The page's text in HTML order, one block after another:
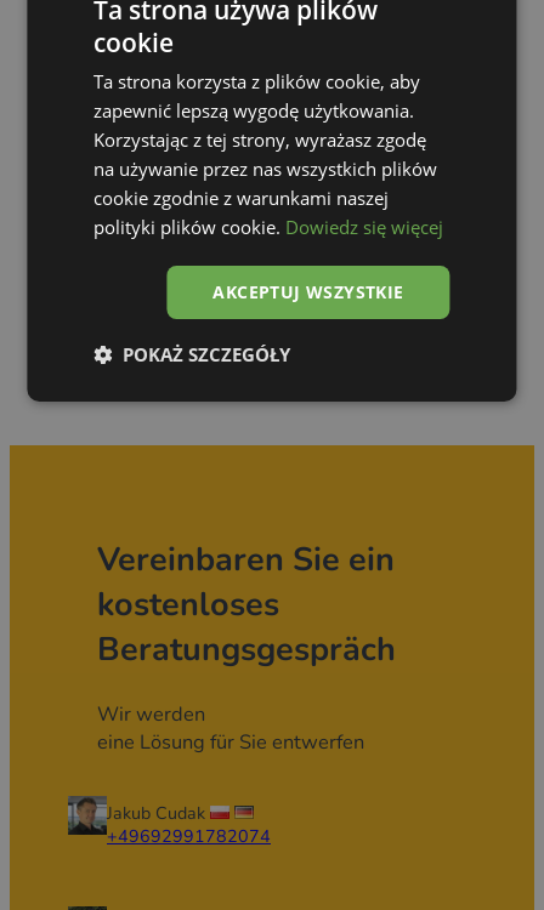
Vereinbaren Sie ein
kostenloses
Beratungsgespräch
Wir werden
eine Lösung für Sie entwerfen
Jakub Cudak
+49692991782074
Ta strona używa plików
cookie
Ta strona korzysta z plików cookie, aby
zapewnić lepszą wygodę użytkowania.
Korzystając z tej strony, wyrażasz zgodę
na używanie przez nas wszystkich plików
cookie zgodnie z warunkami naszej
polityki plików cookie. Dowiedz się więcej
AKCEPTUJ WSZYSTKIE
POKAŻ SZCZEGÓŁY